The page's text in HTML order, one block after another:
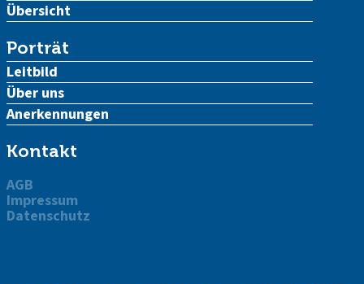
Übersicht
Porträt
Leitbild
Über uns
Anerkennungen
Kontakt
AGB
Impressum
Datenschutz